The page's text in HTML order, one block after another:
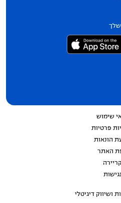
שלך
שימוש
פרטיות
הונאות
האתר
נגישות